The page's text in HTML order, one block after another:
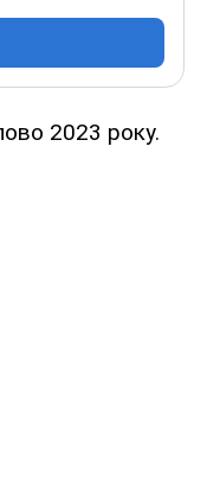
2023 року.